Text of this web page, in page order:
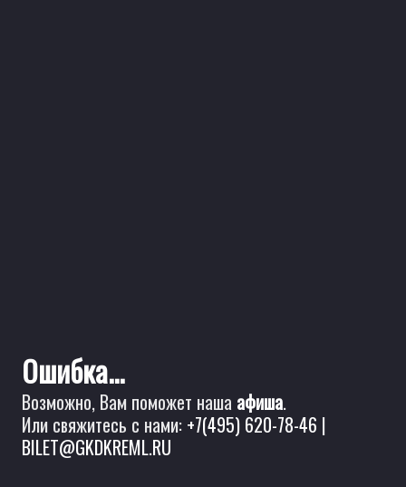
Ошибка...
Возможно, Вам поможет наша афиша.
Или свяжитесь с нами: +7(495) 620-78-46 |
BILET@GKDKREML.RU